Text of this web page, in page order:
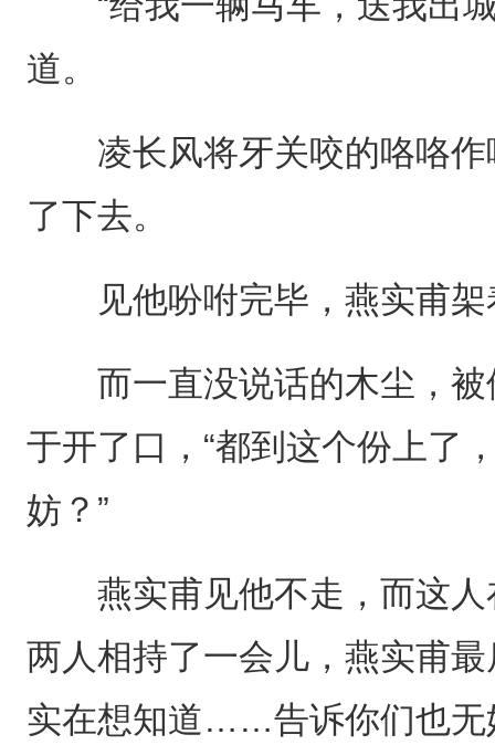
道。
凌长风将牙关咬的咯咯作
了下去。
见他吩咐完毕，燕实甫架
而一直没说话的木尘，被
于开了口，“都到这个份上了
妨？”
燕实甫见他不走，而这人
两人相持了一会儿，燕实甫
实在想知道……告诉你们也无